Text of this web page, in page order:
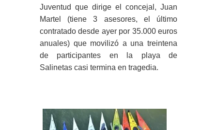
Juventud que dirige el concejal, Juan
Martel (tiene 3 asesores, el último
contratado desde ayer por 35.000 euros
anuales) que movilizó a una treintena
de participantes en la playa de
Salinetas casi termina en tragedia.